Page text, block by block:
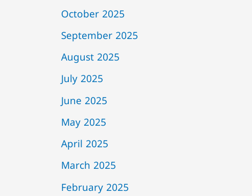
October 2025
September 2025
August 2025
July 2025
June 2025
May 2025
April 2025
March 2025
February 2025